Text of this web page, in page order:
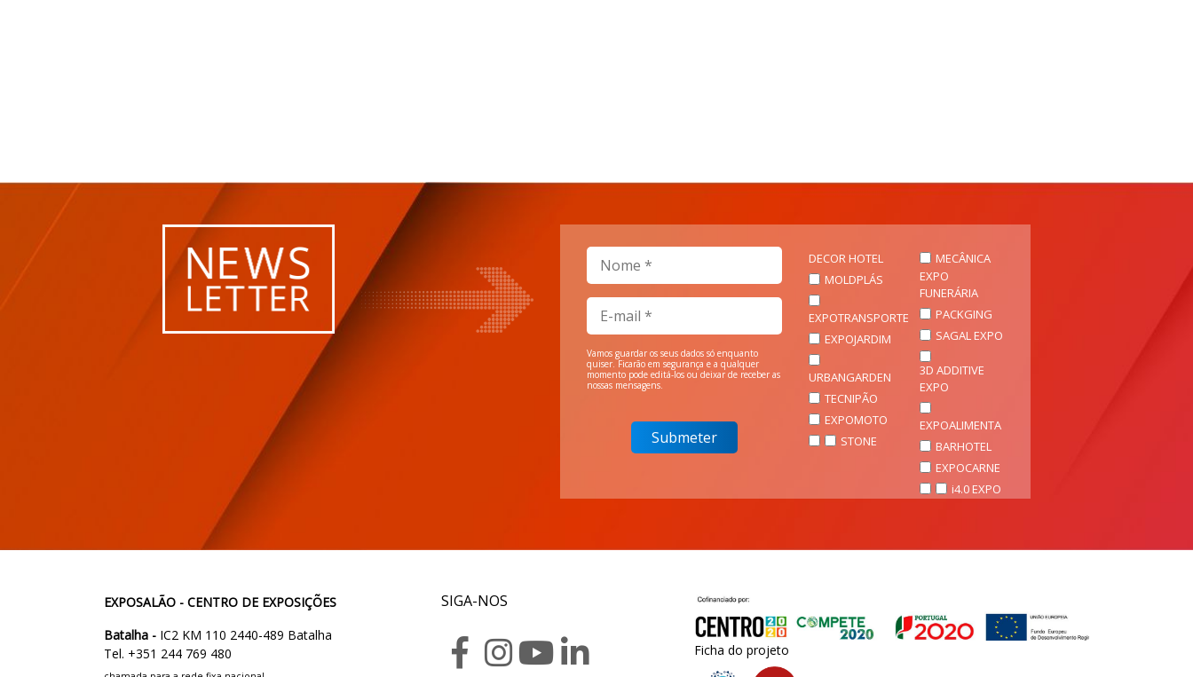
Vamos guardar os seus dados só enquanto
quiser. Ficarão em segurança e a qualquer
momento pode editá-los ou deixar de receber as
nossas mensagens.
DECOR HOTEL
MOLDPLÁS
EXPOTRANSPORTE
EXPOJARDIM
URBANGARDEN
TECNIPÃO
EXPOMOTO
STONE
MECÂNICA
EXPO
FUNERÁRIA
PACKGING
SAGAL EXPO
3D ADDITIVE
EXPO
EXPOALIMENTA
BARHOTEL
EXPOCARNE
i4.0 EXPO
EXPOSALÃO - CENTRO DE EXPOSIÇÕES
Batalha - IC2 KM 110 2440-489 Batalha
Tel. +351 244 769 480
SIGA-NOS
Ficha do projeto